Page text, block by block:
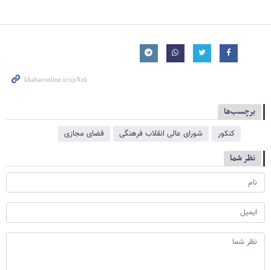
برچسب‌ها
کنکور شورای عالی انقلاب فرهنگی فضای مجازی
نظر شما